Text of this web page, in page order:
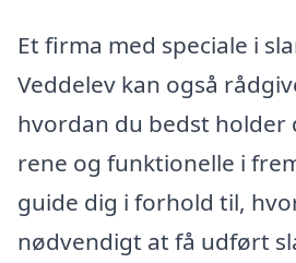
Et firma med speciale i
Veddelev kan også
hvordan du bedst holder
rene og funktionelle i
guide dig i forhold til,
nødvendigt at få udført